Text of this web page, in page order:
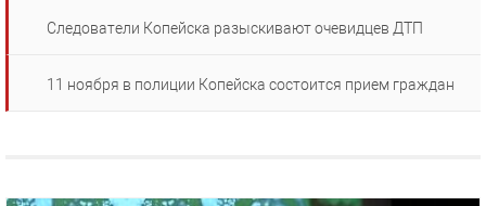
Следователи Копейска разыскивают очевидцев ДТП
11 ноября в полиции Копейска состоится прием граждан